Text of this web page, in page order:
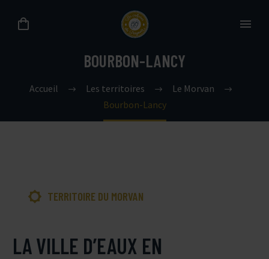
BOURBON-LANCY
Accueil Les territoires
Le Morvan
Bourbon-Lancy
 TERRITOIRE DU MORVAN
LA VILLE D’EAUX EN